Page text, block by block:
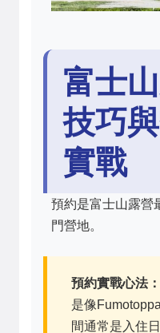
富士
技巧
實戰
預約是富士山露營
門營地。
預約實戰心法：
是像
間通常是入住